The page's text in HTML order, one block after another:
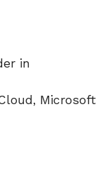
in
Microsoft